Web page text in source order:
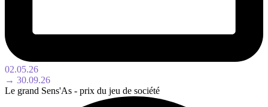
02.05.26
→ 30.09.26
Le grand Sens'As - prix du jeu de société